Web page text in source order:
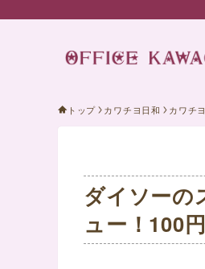
トップ カワチヨ日和 カワチ
ダイソーの
ュー！100